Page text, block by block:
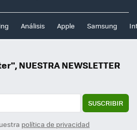
Análisis Apple Samsung
NUESTRA NEWSLETTER
SUSCRIBIR
política de privacidad